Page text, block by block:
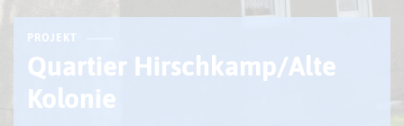
PROJEKT
Quartier Hirschkamp/Alte
Kolonie